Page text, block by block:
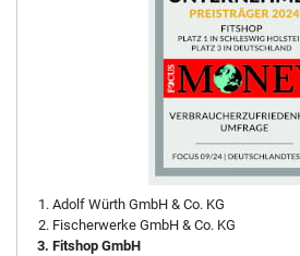
Adolf Würth GmbH & Co. KG
Fischerwerke GmbH & Co. KG
Fitshop GmbH